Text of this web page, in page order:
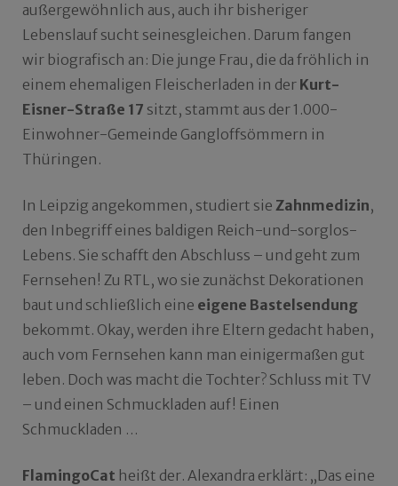
außergewöhnlich aus, auch ihr bisheriger
Lebenslauf sucht seinesgleichen. Darum fangen
wir biografisch an: Die junge Frau, die da fröhlich in
einem ehemaligen Fleischerladen in der Kurt-
Eisner-Straße 17 sitzt, stammt aus der 1.000-
Einwohner-Gemeinde Gangloffsömmern in
Thüringen.
In Leipzig angekommen, studiert sie Zahnmedizin,
den Inbegriff eines baldigen Reich-und-sorglos-
Lebens. Sie schafft den Abschluss – und geht zum
Fernsehen! Zu RTL, wo sie zunächst Dekorationen
baut und schließlich eine eigene Bastelsendung
bekommt. Okay, werden ihre Eltern gedacht haben,
auch vom Fernsehen kann man einigermaßen gut
leben. Doch was macht die Tochter? Schluss mit TV
– und einen Schmuckladen auf! Einen
Schmuckladen …
FlamingoCat heißt der. Alexandra erklärt: „Das eine